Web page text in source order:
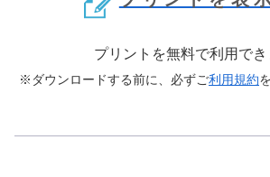
プリントを無料で利用でき
※ダウンロードする前に、必ずご利用規約